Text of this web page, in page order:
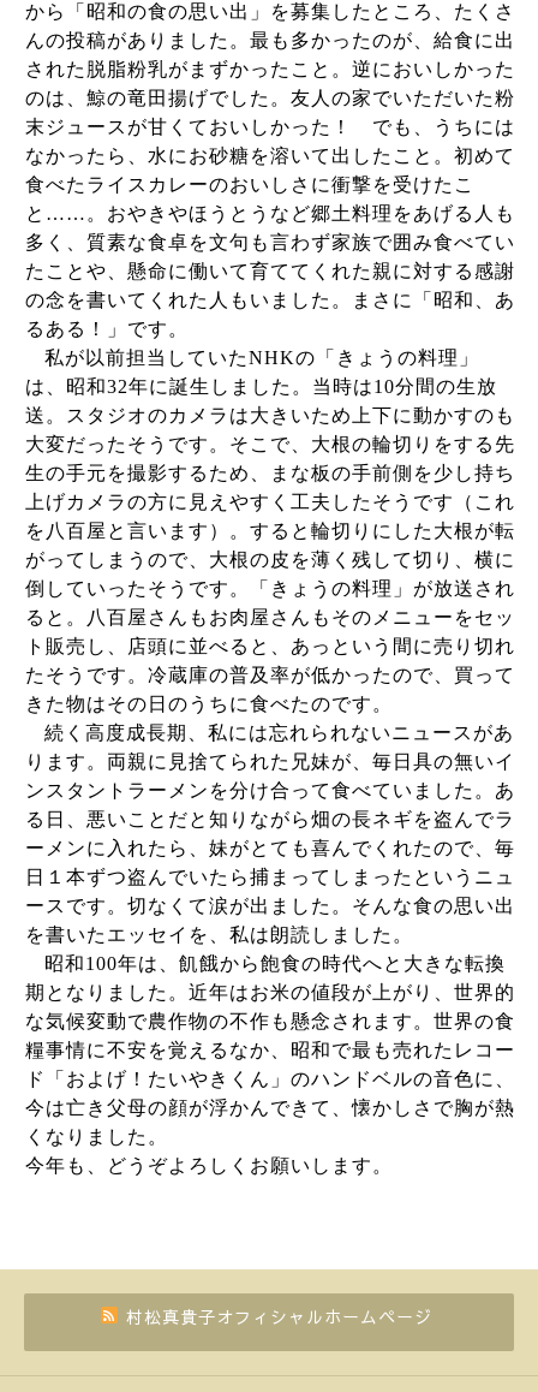
から「昭和の食の思い出」を募集したところ、たくさ
んの投稿がありました。最も多かったのが、給食に出
された脱脂粉乳がまずかったこと。逆においしかった
のは、鯨の竜田揚げでした。友人の家でいただいた粉
末ジュースが甘くておいしかった！ でも、うちには
なかったら、水にお砂糖を溶いて出したこと。初めて
食べたライスカレーのおいしさに衝撃を受けたこ
と……。おやきやほうとうなど郷土料理をあげる人も
多く、質素な食卓を文句も言わず家族で囲み食べてい
たことや、懸命に働いて育ててくれた親に対する感謝
の念を書いてくれた人もいました。まさに「昭和、あ
るある！」です。
私が以前担当していたNHKの「きょうの料理」
は、昭和32年に誕生しました。当時は10分間の生放
送。スタジオのカメラは大きいため上下に動かすのも
大変だったそうです。そこで、大根の輪切りをする先
生の手元を撮影するため、まな板の手前側を少し持ち
上げカメラの方に見えやすく工夫したそうです（これ
を八百屋と言います）。すると輪切りにした大根が転
がってしまうので、大根の皮を薄く残して切り、横に
倒していったそうです。「きょうの料理」が放送され
ると。八百屋さんもお肉屋さんもそのメニューをセッ
ト販売し、店頭に並べると、あっという間に売り切れ
たそうです。冷蔵庫の普及率が低かったので、買って
きた物はその日のうちに食べたのです。
続く高度成長期、私には忘れられないニュースがあ
ります。両親に見捨てられた兄妹が、毎日具の無いイ
ンスタントラーメンを分け合って食べていました。あ
る日、悪いことだと知りながら畑の長ネギを盗んでラ
ーメンに入れたら、妹がとても喜んでくれたので、毎
日１本ずつ盗んでいたら捕まってしまったというニュ
ースです。切なくて涙が出ました。そんな食の思い出
を書いたエッセイを、私は朗読しました。
昭和100年は、飢餓から飽食の時代へと大きな転換
期となりました。近年はお米の値段が上がり、世界的
な気候変動で農作物の不作も懸念されます。世界の食
糧事情に不安を覚えるなか、昭和で最も売れたレコー
ド「およげ！たいやきくん」のハンドベルの音色に、
今は亡き父母の顔が浮かんできて、懐かしさで胸が熱
くなりました。
今年も、どうぞよろしくお願いします。
村松真貴子オフィシャルホームページ